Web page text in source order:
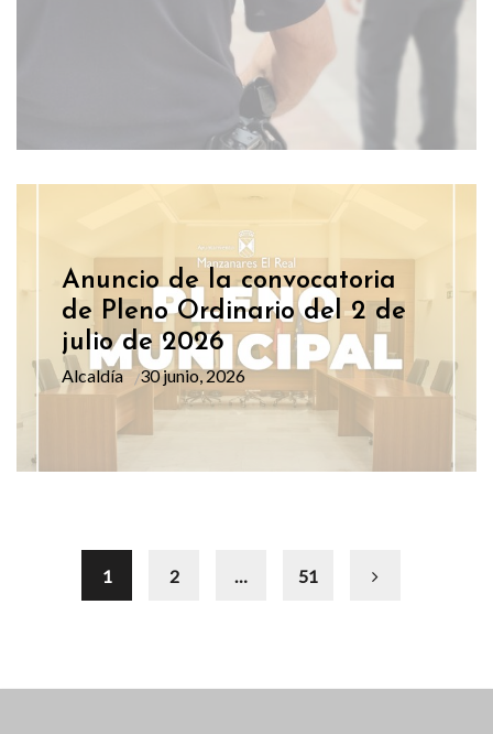
Anuncio de la convocatoria
de Pleno Ordinario del 2 de
julio de 2026
Alcaldía 30 junio, 2026
1 2 … 51